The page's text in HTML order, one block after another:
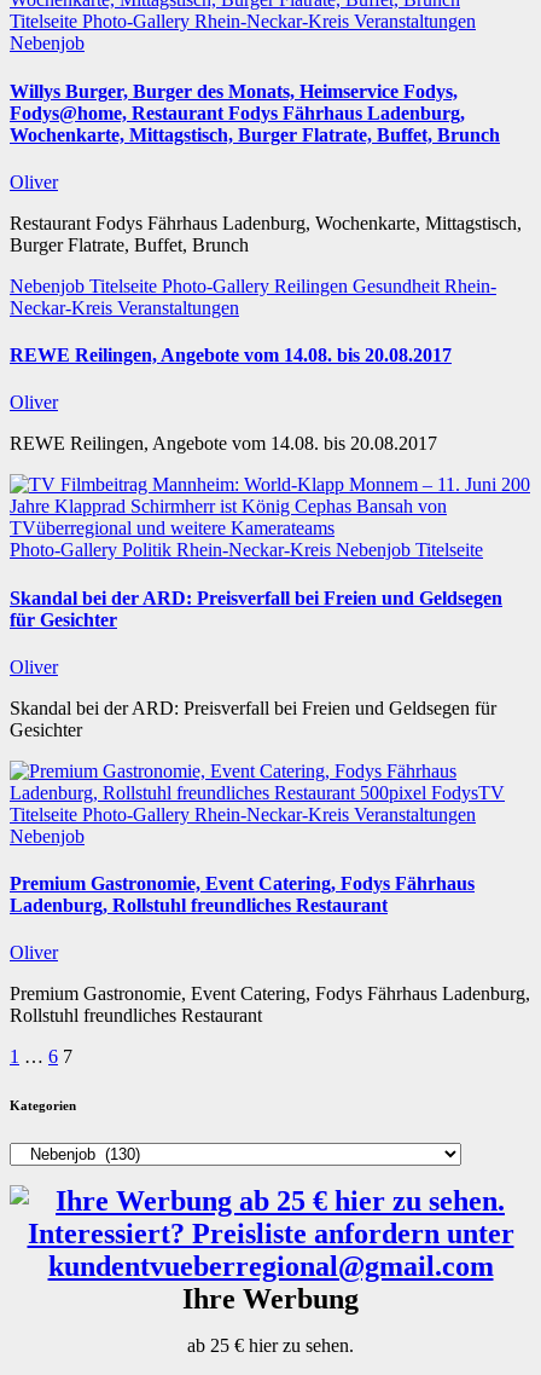
Titelseite Photo-Gallery Rhein-Neckar-Kreis Veranstaltungen
Nebenjob
Willys Burger, Burger des Monats, Heimservice Fodys,
Fodys@home, Restaurant Fodys Fährhaus Ladenburg,
Wochenkarte, Mittagstisch, Burger Flatrate, Buffet, Brunch
Oliver
Restaurant Fodys Fährhaus Ladenburg, Wochenkarte, Mittagstisch,
Burger Flatrate, Buffet, Brunch
Nebenjob Titelseite Photo-Gallery Reilingen Gesundheit Rhein-
Neckar-Kreis Veranstaltungen
REWE Reilingen, Angebote vom 14.08. bis 20.08.2017
Oliver
REWE Reilingen, Angebote vom 14.08. bis 20.08.2017
Photo-Gallery Politik Rhein-Neckar-Kreis Nebenjob Titelseite
Skandal bei der ARD: Preisverfall bei Freien und Geldsegen
für Gesichter
Oliver
Skandal bei der ARD: Preisverfall bei Freien und Geldsegen für
Gesichter
Titelseite Photo-Gallery Rhein-Neckar-Kreis Veranstaltungen
Nebenjob
Premium Gastronomie, Event Catering, Fodys Fährhaus
Ladenburg, Rollstuhl freundliches Restaurant
Oliver
Premium Gastronomie, Event Catering, Fodys Fährhaus Ladenburg,
Rollstuhl freundliches Restaurant
Seitennummerierung
der
1 … 6 7
Kategorien
Kategorien
Ihre Werbung
ab 25 € hier zu sehen.